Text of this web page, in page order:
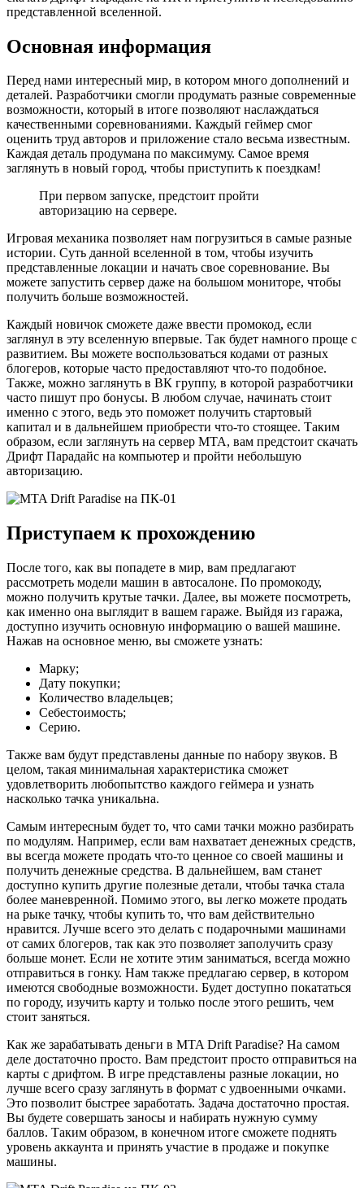
представленной вселенной.
Основная информация
Перед нами интересный мир, в котором много дополнений и
деталей. Разработчики смогли продумать разные современные
возможности, который в итоге позволяют наслаждаться
качественными соревнованиями. Каждый геймер смог
оценить труд авторов и приложение стало весьма известным.
Каждая деталь продумана по максимуму. Самое время
заглянуть в новый город, чтобы приступить к поездкам!
При первом запуске, предстоит пройти
авторизацию на сервере.
Игровая механика позволяет нам погрузиться в самые разные
истории. Суть данной вселенной в том, чтобы изучить
представленные локации и начать свое соревнование. Вы
можете запустить сервер даже на большом мониторе, чтобы
получить больше возможностей.
Каждый новичок сможете даже ввести промокод, если
заглянул в эту вселенную впервые. Так будет намного проще с
развитием. Вы можете воспользоваться кодами от разных
блогеров, которые часто предоставляют что-то подобное.
Также, можно заглянуть в ВК группу, в которой разработчики
часто пишут про бонусы. В любом случае, начинать стоит
именно с этого, ведь это поможет получить стартовый
капитал и в дальнейшем приобрести что-то стоящее. Таким
образом, если заглянуть на сервер МТА, вам предстоит скачать
Дрифт Парадайс на компьютер и пройти небольшую
авторизацию.
Приступаем к прохождению
После того, как вы попадете в мир, вам предлагают
рассмотреть модели машин в автосалоне. По промокоду,
можно получить крутые тачки. Далее, вы можете посмотреть,
как именно она выглядит в вашем гараже. Выйдя из гаража,
доступно изучить основную информацию о вашей машине.
Нажав на основное меню, вы сможете узнать:
Марку;
Дату покупки;
Количество владельцев;
Себестоимость;
Серию.
Также вам будут представлены данные по набору звуков. В
целом, такая минимальная характеристика сможет
удовлетворить любопытство каждого геймера и узнать
насколько тачка уникальна.
Самым интересным будет то, что сами тачки можно разбирать
по модулям. Например, если вам нахватает денежных средств,
вы всегда можете продать что-то ценное со своей машины и
получить денежные средства. В дальнейшем, вам станет
доступно купить другие полезные детали, чтобы тачка стала
более маневренной. Помимо этого, вы легко можете продать
на рыке тачку, чтобы купить то, что вам действительно
нравится. Лучше всего это делать с подарочными машинами
от самих блогеров, так как это позволяет заполучить сразу
больше монет. Если не хотите этим заниматься, всегда можно
отправиться в гонку. Нам также предлагаю сервер, в котором
имеются свободные возможности. Будет доступно покататься
по городу, изучить карту и только после этого решить, чем
стоит заняться.
Как же зарабатывать деньги в MTA Drift Paradise? На самом
деле достаточно просто. Вам предстоит просто отправиться на
карты с дрифтом. В игре представлены разные локации, но
лучше всего сразу заглянуть в формат с удвоенными очками.
Это позволит быстрее заработать. Задача достаточно простая.
Вы будете совершать заносы и набирать нужную сумму
баллов. Таким образом, в конечном итоге сможете поднять
уровень аккаунта и принять участие в продаже и покупке
машины.